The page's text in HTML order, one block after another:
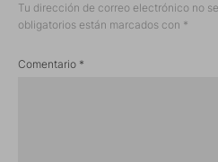
Tu dirección de correo electrónico no
obligatorios están marcados con *
Comentario *